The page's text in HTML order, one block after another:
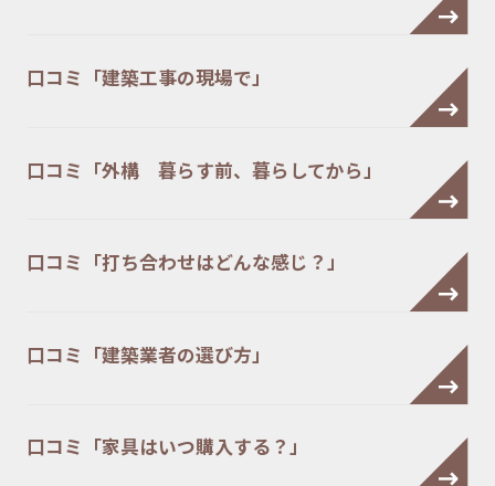
口コミ「建築工事の現場で」
口コミ「外構 暮らす前、暮らしてから」
口コミ「打ち合わせはどんな感じ？」
口コミ「建築業者の選び方」
口コミ「家具はいつ購入する？」